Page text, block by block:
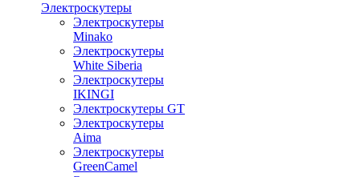
Электроскутеры
Электроскутеры
Minako
Электроскутеры
White Siberia
Электроскутеры
IKINGI
Электроскутеры GT
Электроскутеры
Aima
Электроскутеры
GreenCamel